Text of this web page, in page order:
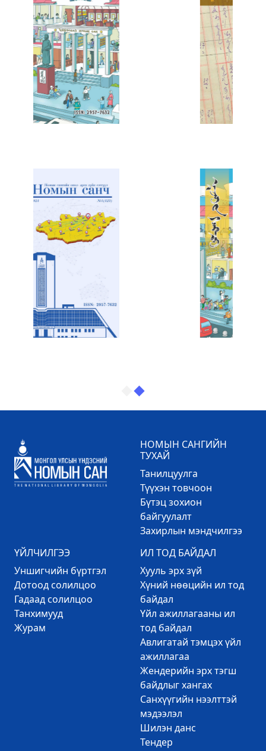
НОМЫН САНГИЙН
ТУХАЙ
Танилцуулга
Түүхэн товчоон
Бүтэц зохион
байгуулалт
Захирлын мэндчилгээ
ҮЙЛЧИЛГЭЭ
Уншигчийн бүртгэл
Дотоод солилцоо
Гадаад солилцоо
Танхимууд
Журам
ИЛ ТОД БАЙДАЛ
Хууль эрх зүй
Хүний нөөцийн ил тод
байдал
Үйл ажиллагааны ил
тод байдал
Авлигатай тэмцэх үйл
ажиллагаа
Жендерийн эрх тэгш
байдлыг хангах
Санхүүгийн нээлттэй
мэдээлэл
Шилэн данс
Тендер